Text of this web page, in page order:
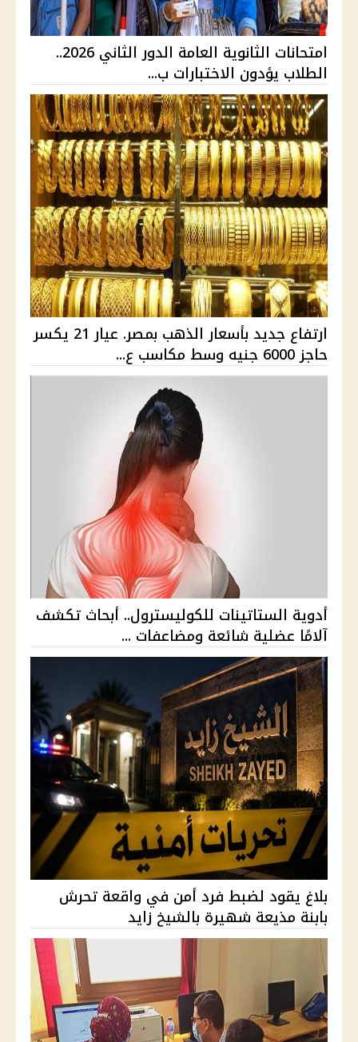
امتحانات الثانوية العامة الدور الثاني 2026..
الطلاب يؤدون الاختبارات ب...
ارتفاع جديد بأسعار الذهب بمصر. عيار 21 يكسر
حاجز 6000 جنيه وسط مكاسب ع...
أدوية الستاتينات للكوليسترول.. أبحاث تكشف
آلامًا عضلية شائعة ومضاعفات ...
بلاغ يقود لضبط فرد أمن في واقعة تحرش
بابنة مذيعة شهيرة بالشيخ زايد